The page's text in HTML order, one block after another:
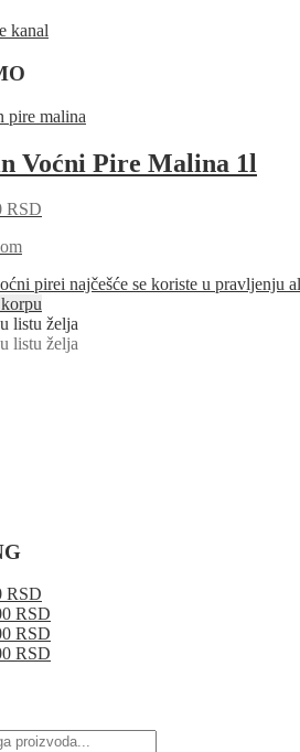
kanal
Voćni Pire Malina 1l
RSD
pirei najčešće se koriste u pravljenju
listu želja
listu želja
RSD
RSD
RSD
RSD